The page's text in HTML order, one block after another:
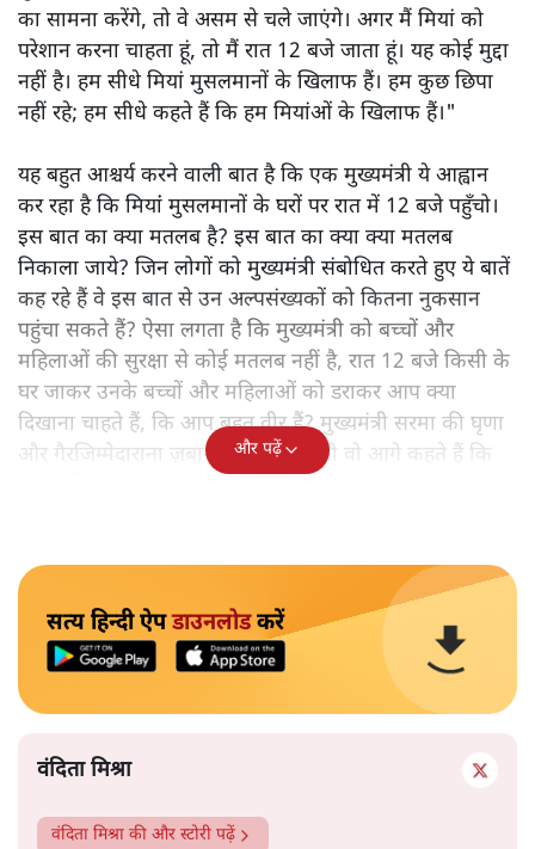
का सामना करेंगे, तो वे असम से चले जाएंगे। अगर मैं मियां को
परेशान करना चाहता हूं, तो मैं रात 12 बजे जाता हूं। यह कोई मुद्दा
नहीं है। हम सीधे मियां मुसलमानों के खिलाफ हैं। हम कुछ छिपा
नहीं रहे; हम सीधे कहते हैं कि हम मियांओं के खिलाफ हैं।"
यह बहुत आश्चर्य करने वाली बात है कि एक मुख्यमंत्री ये आह्वान
कर रहा है कि मियांं मुसलमानों के घरों पर रात में 12 बजे पहुँचो।
इस बात का क्या मतलब है? इस बात का क्या क्या मतलब
निकाला जाये? जिन लोगों को मुख्यमंत्री संबोधित करते हुए ये बातें
कह रहे हैं वे इस बात से उन अल्पसंख्यकों को कितना नुकसान
पहुंचा सकते हैं? ऐसा लगता है कि मुख्यमंत्री को बच्चों और
महिलाओं की सुरक्षा से कोई मतलब नहीं है, रात 12 बजे किसी के
घर जाकर उनके बच्चों और महिलाओं को डराकर आप क्या
दिखाना चाहते हैं, कि आप बहुत वीर हैं? मुख्यमंत्री सरमा की घृणा
और गैरजिम्मेदाराना ज़बान यहीं नहीं रुकती वो आगे कहते हैं कि
और पढ़ें
सत्य हिन्दी ऐपडाउनलोडकरें
वंदिता मिश्रा
वंदिता मिश्रा की और स्टोरी पढ़ें